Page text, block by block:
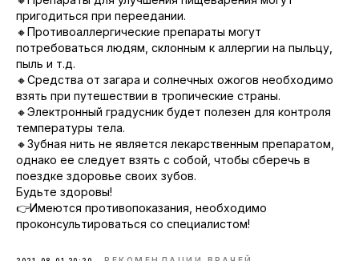
пригодиться при переедании.
🔸Противоаллергические препараты могут
потребоваться людям, склонным к аллергии на пыльцу,
пыль и т.д.
🔸Средства от загара и солнечных ожогов необходимо
взять при путешествии в тропические страны.
🔸Электронный градусник будет полезен для контроля
температуры тела.
🔸Зубная нить не является лекарственным препаратом,
однако ее следует взять с собой, чтобы сберечь в
поездке здоровье своих зубов.
Будьте здоровы!
👉Имеются противопоказания, необходимо
проконсультироваться со специалистом!